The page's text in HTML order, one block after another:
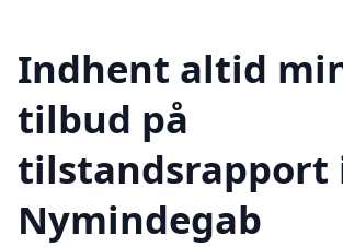
Indhent altid
tilbud på
tilstandsrapport
Nymindegab